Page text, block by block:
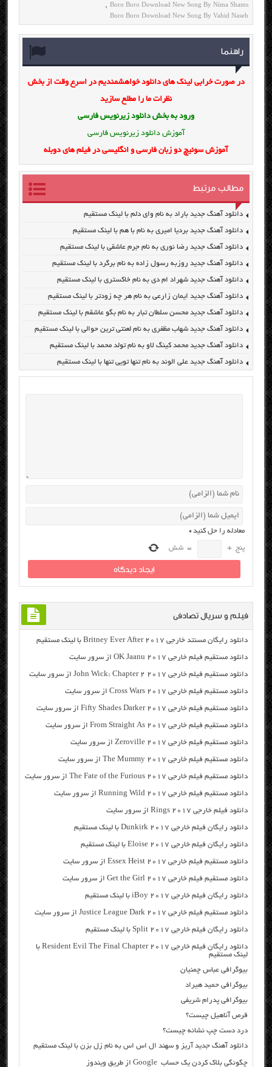
Boro Boro Download New Song By Nima Shams
,
Boro Boro Download New Song By Vahid Naseh
راهنما
در صورت خرابی لینک های دانلود خواهشمندیم در اسرع وقت از بخش
نظرات ما را مطلع سازید
ورود به بخش دانلود زیرنویس فارسی
آموزش دانلود زیرنویس فارسی
آموزش سوئیچ دو زبان فارسی و انگلیسی در فیلم های دوبله
مطالب مرتبط
دانلود آهنگ جدید باراد به نام وای دلم با لینک مستقیم
دانلود آهنگ جدید بردیا امیری به نام با هم با لینک مستقیم
دانلود آهنگ جدید رضا نوری به نام جرم عاشقی با لینک مستقیم
دانلود آهنگ جدید روزبه رسول زاده به نام برگرد با لینک مستقیم
دانلود آهنگ جدید شهراد ام دی به نام خاکستری با لینک مستقیم
دانلود آهنگ جدید ایمان زارعی به نام هر چه زودتر با لینک مستقیم
دانلود آهنگ جدید محسن سلطان تبار به نام بگو عاشقم با لینک مستقیم
دانلود آهنگ جدید شهاب مظفری به نام لعنتی ترین حوالی با لینک مستقیم
دانلود آهنگ جدید محمد کینگ لاو به نام تولد محمد با لینک مستقیم
دانلود آهنگ جدید علی الوند به نام تنها تویی تنها با لینک مستقیم
معادله را حل کنید*
پنج +
= شش
فیلم و سریال تصادفی
دانلود رایگان مسنتد خارجی Britney Ever After 2017 با لینک مستقیم
دانلود مستقیم فیلم خارجی OK Jaanu 2017 از سرور سایت
دانلود مستقیم فیلم خارجی John Wick: Chapter 2 2017 از سرور سایت
دانلود مستقیم فیلم خارجی Cross Wars 2017 از سرور سایت
دانلود مستقیم فیلم خارجی Fifty Shades Darker 2017 از سرور سایت
دانلود مستقیم فیلم خارجی From Straight As 2017 از سرور سایت
دانلود مستقیم فیلم خارجی Zeroville 2017 از سرور سایت
دانلود مستقیم فیلم خارجی The Mummy 2017 از سرور سایت
دانلود مستقیم فیلم خارجی The Fate of the Furious 2017 از سرور سایت
دانلود مستقیم فیلم خارجی Running Wild 2017 از سرور سایت
دانلود فیلم خارجی Rings 2017 از سرور سایت
دانلود رایگان فیلم خارجی Dunkirk 2017 با لینک مستقیم
دانلود رایگان فیلم خارجی Eloise 2017 با لینک مستقیم
دانلود مستقیم فیلم خارجی Essex Heist 2017 از سرور سایت
دانلود مستقیم فیلم خارجی Get the Girl 2017 از سرور سایت
دانلود رایگان فیلم خارجی iBoy 2017 با لینک مستقیم
دانلود مستقیم فیلم خارجی Justice League Dark 2017 از سرور سایت
دانلود رایگان فیلم خارجی Split 2017 با لینک مستقیم
دانلود رایگان فیلم خارجی Resident Evil The Final Chapter 2017 با
لینک مستقیم
بیوگرافی عباس چمنیان
بیوگرافی حمید هیراد
بیوگرافی پدرام شریفی
قرص آناهیل چیست؟
درد دست چپ نشانه چیست؟
دانلود آهنگ جدید آریز و سهند ال اس اس به نام زل بزن با لینک مستقیم
چگونگی بلاک کردن یک حساب Google از طریق ویندوز